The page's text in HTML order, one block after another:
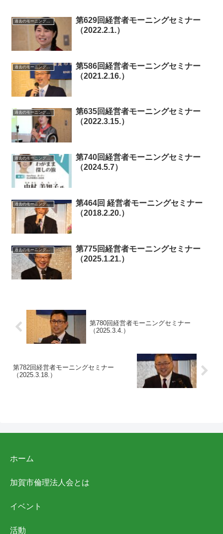
過去のモーニングセミナー
第629回経営者モーニングセミナー
（2022.2.1.）
過去のモーニングセミナー
第586回経営者モーニングセミナー
（2021.2.16.）
過去のモーニングセミナー
第635回経営者モーニングセミナー
（2022.3.15.）
過去のモーニングセミナー
第740回経営者モーニングセミナー
（2024.5.7）
過去のモーニングセミナー
第464回 経営者モーニングセミナー
（2018.2.20.）
過去のモーニングセミナー
第775回経営者モーニングセミナー
（2025.1.21.）
第780回経営者モーニングセミナー
（2025.3.4.）
第782回経営者モーニングセミナー
（2025.3.18.）
ホーム
加賀市倫理法人会とは
イベント
活動